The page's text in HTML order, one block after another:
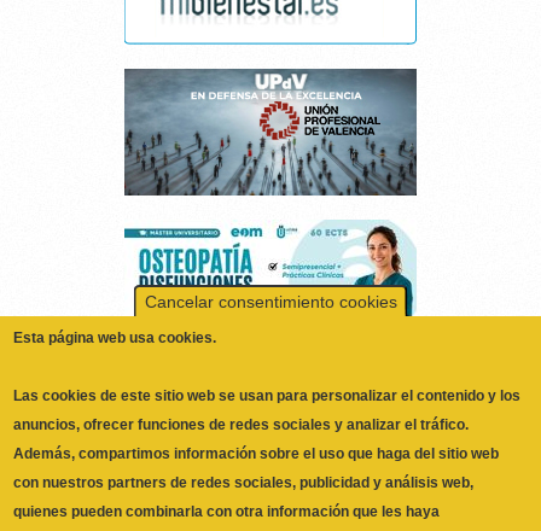
ILUSTRE COLEGIO OFICIAL DE
Cancelar consentimiento cookies
Esta página web usa cookies.
Las cookies de este sitio web se usan para personalizar el contenido y los
Además, compartimos información sobre el uso que haga del sitio web
con nuestros partners de redes sociales, publicidad y análisis web,
quienes pueden combinarla con otra información que les haya
proporcionado o que hayan recopilado a partir del uso que haya hecho de
sus servicios. No, Deme más información